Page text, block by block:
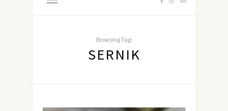
Browsing Tag:
SERNIK